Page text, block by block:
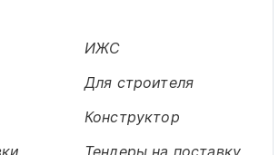
ИЖС
Для строителя
Конструктор
Тендеры на поставку